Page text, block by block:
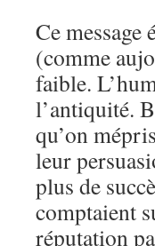
Ce
(comme
faible.
l’antiquité.
qu’on
leur
plus de
comptaient
réputation